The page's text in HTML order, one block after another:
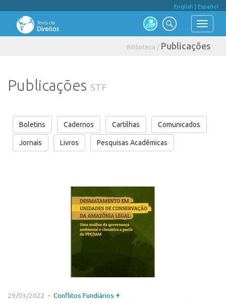
English Español
Biblioteca / Publicações
Publicações STF
Boletins Cadernos Cartilhas Comunicados
Jornais Livros Pesquisas Acadêmicas
29/03/2022 • Conflitos Fundiários +